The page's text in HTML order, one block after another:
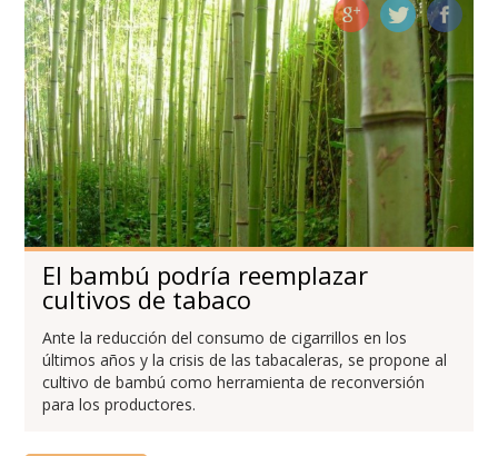
El bambú podría reemplazar
cultivos de tabaco
Ante la reducción del consumo de cigarrillos en los
últimos años y la crisis de las tabacaleras, se propone al
cultivo de bambú como herramienta de reconversión
para los productores.